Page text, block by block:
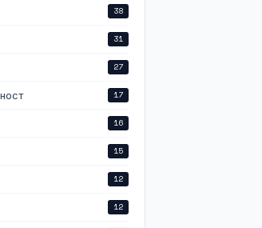
38
31
27
17
16
15
12
12